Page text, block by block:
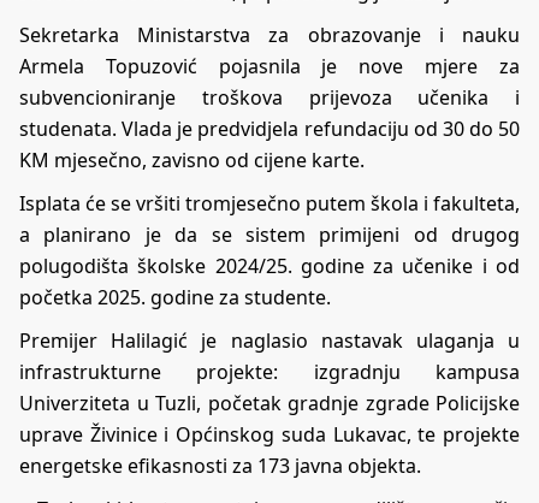
Sekretarka Ministarstva za obrazovanje i nauku
Armela Topuzović pojasnila je nove mjere za
subvencioniranje troškova prijevoza učenika i
studenata. Vlada je predvidjela refundaciju od 30 do 50
KM mjesečno, zavisno od cijene karte.
Isplata će se vršiti tromjesečno putem škola i fakulteta,
a planirano je da se sistem primijeni od drugog
polugodišta školske 2024/25. godine za učenike i od
početka 2025. godine za studente.
Premijer Halilagić je naglasio nastavak ulaganja u
infrastrukturne projekte: izgradnju kampusa
Univerziteta u Tuzli, početak gradnje zgrade Policijske
uprave Živinice i Općinskog suda Lukavac, te projekte
energetske efikasnosti za 173 javna objekta.